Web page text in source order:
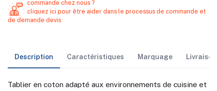
commande chez nous ?
cliquez ici pour être aider dans le processus de commande et
de demande devis
Description Caractéristiques Marquage
Tablier en coton adapté aux environnements de cuisine et